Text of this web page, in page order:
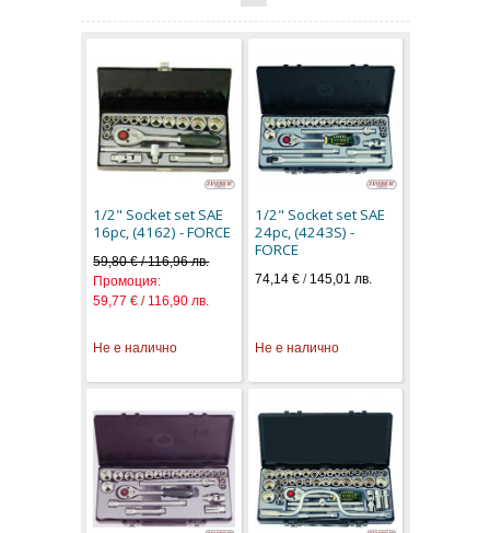
1/2" Socket set SAE
16pc, (4162) - FORCE
59,80 € / 116,96 лв.
Промоция:
59,77 € / 116,90 лв.
Не е налично
1/2" Socket set SAE
24pc, (4243S) -
FORCE
74,14 €/ 145,01 лв.
Не е налично